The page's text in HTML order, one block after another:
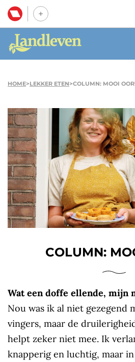
HOME>LEKKER ETEN>COLUMN: MOOI
COLUMN:
Wat een doffe ellende, mijn
Nou was ik al niet gezegend
vingers, maar de
helpt zeker niet mee. Ik
knapperig en luchtig, maar